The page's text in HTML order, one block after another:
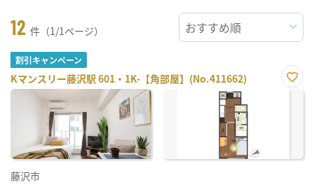
12 件（1/1ページ）
割引キャンペーン
Kマンスリー藤沢駅 601・1K-【角部屋】(No.411662)
お気
藤沢市